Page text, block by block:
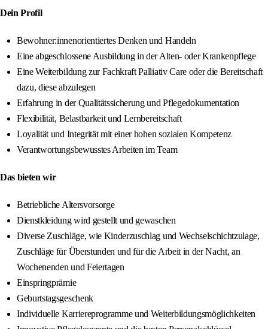
Dein Profil
Bewohner:innenorientiertes Denken und Handeln
Eine abgeschlossene Ausbildung in der Alten- oder Krankenpflege
Eine Weiterbildung zur Fachkraft Palliativ Care oder die Bereitschaft
dazu, diese abzulegen
Erfahrung in der Qualitätssicherung und Pflegedokumentation
Flexibilität, Belastbarkeit und Lernbereitschaft
Loyalität und Integrität mit einer hohen sozialen Kompetenz
Verantwortungsbewusstes Arbeiten im Team
Das bieten wir
Betriebliche Altersvorsorge
Dienstkleidung wird gestellt und gewaschen
Diverse Zuschläge, wie Kinderzuschlag und Wechselschichtzulage,
Zuschläge für Überstunden und für die Arbeit in der Nacht, an
Wochenenden und Feiertagen
Einspringprämie
Geburtstagsgeschenk
Individuelle Karriereprogramme und Weiterbildungsmöglichkeiten